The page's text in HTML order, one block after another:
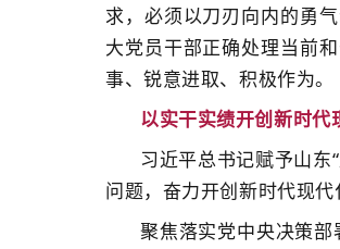
求，必须以刀刃向内的勇
大党员干部正确处理当前
事、锐意进取、积极作为。
以实干实绩开创新时代
习近平总书记赋予山
问题，奋力开创新时代现代
聚焦落实党中央决策